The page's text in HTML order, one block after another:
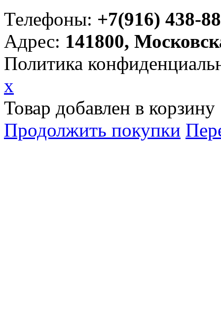
Телефоны: +7(916) 438-
Адрес: 141800,
Политика
x
Товар добавлен в корзину
Продолжить покупки